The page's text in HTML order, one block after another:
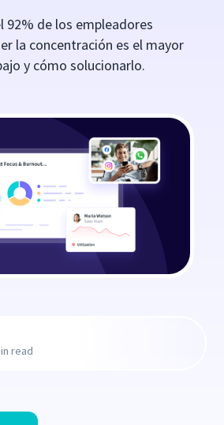
92% de los empleadores
la concentración es el mayor
y cómo solucionarlo.
read